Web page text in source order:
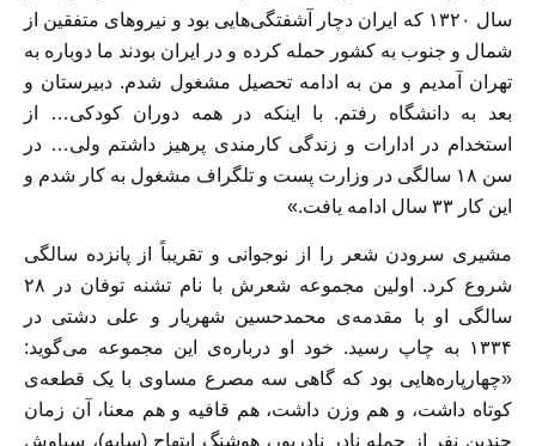
سال ۱۳۲۰ که ایران دچار آشفتگی‌هایی بود و نیروهای متفقین از
شمال و جنوب به کشور حمله کرده و در ایران بودند ما دوباره به
تهران آمدیم و من به ادامه تحصیل مشغول شدم. دبیرستان و
بعد به دانشگاه رفتم. با اینکه در همه دوران کودکی… از
استخدام در ادارات و زندگی کارمندی پرهیز داشتم ولی… در
سن ۱۸ سالگی در وزارت پست و تلگراف مشغول به کار شدم و
این کار ۳۳ سال ادامه یافت.»
مشیری سرودن شعر را از نوجوانی و تقریباً از پانزده سالگی
شروع کرد. اولین مجموعه شعرش با نام تشنه توفان در ۲۸
سالگی او با مقدمه‌ی محمدحسین شهریار و علی دشتی در
۱۳۳۴ به چاپ رسید. خود او درباره‌ی این مجموعه می‌گوید:
«چهارپاره‌هایی بود که گاهی سه مصرع مساوی با یک قطعه‌ی
کوتاه داشت، و هم وزن داشت، هم قافیه و هم معنا، آن زمان
چندین نفر از جمله نادر نادرپور، هوشنگ ابتهاج (سایه)، سیاوش